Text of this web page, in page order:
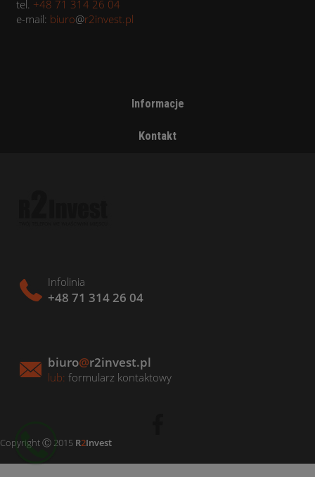
tel. +48 71 314 26 04
e-mail: biuro@r2invest.pl
Informacje
Kontakt
Infolinia
+48 71 314 26 04
biuro@r2invest.pl
lub: formularz kontaktowy
Copyright Ⓒ 2015 R2Invest